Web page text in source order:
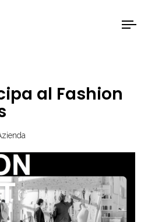
al Fashion